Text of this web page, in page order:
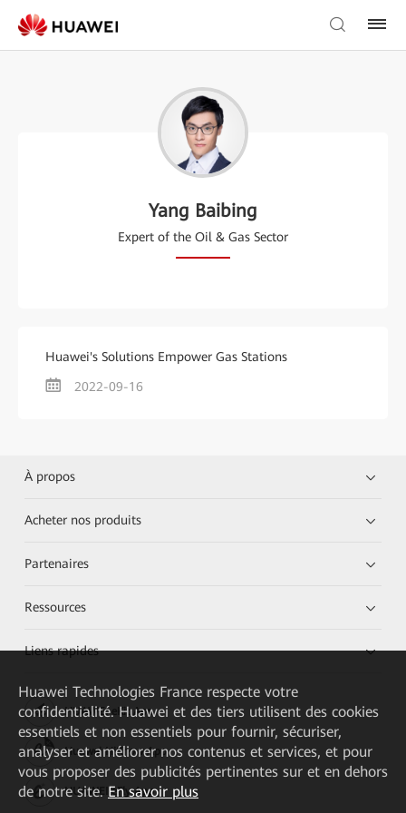
Yang Baibing
Expert of the Oil & Gas Sector
Huawei's Solutions Empower Gas Stations
2022-09-16
À propos
Acheter nos produits
Partenaires
Ressources
Liens rapides
HUAWEI eKit App
Huawei HiKnow App
HUAWEI eFly App
Huawei Technologies France respecte votre
confidentialité. Huawei et des tiers utilisent des cookies
essentiels et non essentiels pour fournir, sécuriser,
analyser et améliorer nos contenus et services, et pour
vous proposer des publicités pertinentes sur et en dehors
de notre site. En savoir plus